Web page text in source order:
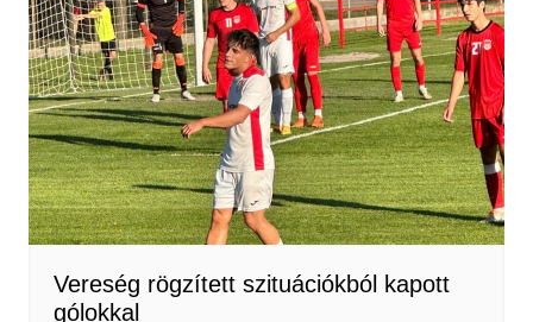
Vereség rögzített szituációkból kapott
gólokkal